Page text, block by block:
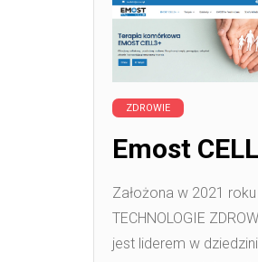
ZDROWIE
Emost
Założona w 2021
TECHNOLOGIE
jest liderem w